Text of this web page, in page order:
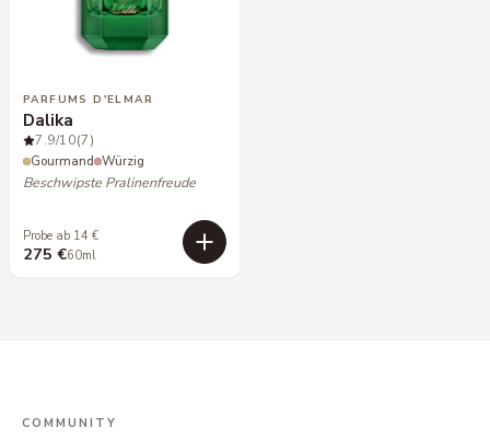
PARFUMS D'ELMAR
Dalika
7.9/10(7)
Gourmand Würzig
Beschwipste Pralinenfreude
Probe ab 14 €
275 €60ml
COMMUNITY